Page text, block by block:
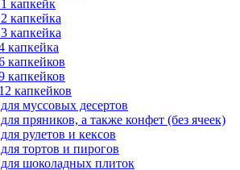
капкейк
капкейка
капкейка
капкейка
капкейков
капкейков
капкейков
муссовых десертов
пряников, а также конфет (без ячеек)
рулетов и кексов
тортов и пирогов
шоколадных плиток